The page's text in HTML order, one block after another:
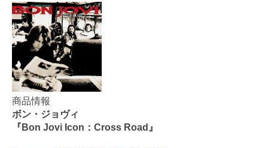
商品情報
ボン・ジョヴィ
『Bon Jovi Icon：Cross Road』